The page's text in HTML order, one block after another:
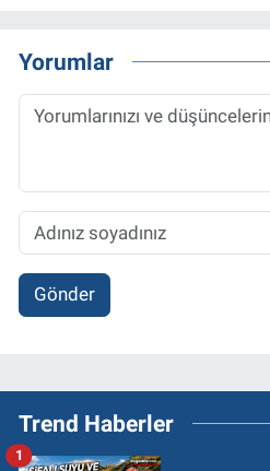
Yorumlar
Gönder
Trend Haberler
1